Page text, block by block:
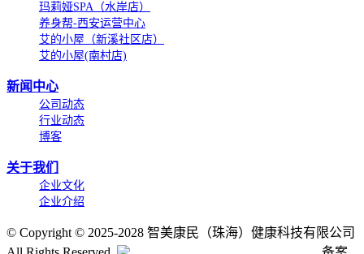
玛莉娅SPA（水岸店）
养身帮-西安运营中心
艾的小屋（新溪社区店）
艾的小屋(南村店)
新闻中心
公司动态
行业动态
博客
关于我们
企业文化
企业介绍
© Copyright © 2025-2028 智美康民（珠海）健康科技有限公司